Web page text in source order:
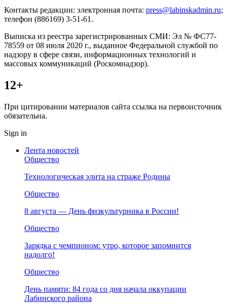
Контакты редакции: электронная почта: press@labinskadmin.ru;
телефон (886169) 3-51-61.
Выписка из реестра зарегистрированных СМИ: Эл № ФС77-
78559 от 08 июля 2020 г., выданное Федеральной службой по
надзору в сфере связи, информационных технологий и
массовых коммуникаций (Роскомнадзор).
12+
При цитировании материалов сайта ссылка на первоисточник
обязательна.
Sign in
Лента новостей
Общество
Технологическая элита на страже Родины
Общество
8 августа — День физкультурника в России!
Общество
Зарядка с чемпионом: утро, которое запомнится
надолго!
Общество
День памяти: 84 года со дня начала оккупации
Лабинского района